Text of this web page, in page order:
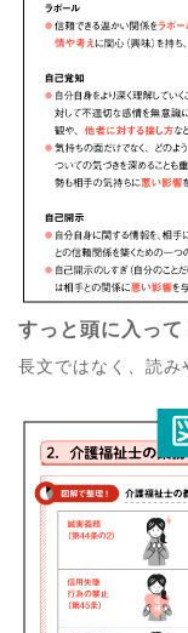
すっと頭に入っ
長文ではなく、読み